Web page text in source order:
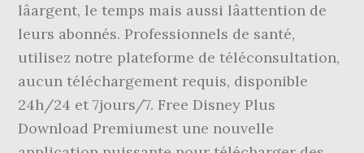
lâargent, le temps mais aussi lâattention de
leurs abonnés. Professionnels de santé,
utilisez notre plateforme de téléconsultation,
aucun téléchargement requis, disponible
24h/24 et 7jours/7. Free Disney Plus
Download Premiumest une nouvelle